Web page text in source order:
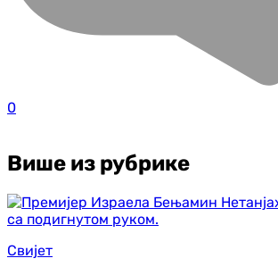
0
Више из рубрике
Свијет